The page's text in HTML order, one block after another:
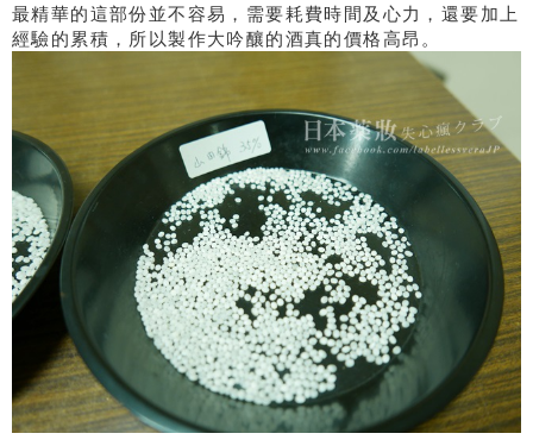
最精華的這部份並不容易，需要耗費時間及心力，還要加上
經驗的累積，所以製作大吟釀的酒真的價格高昂。